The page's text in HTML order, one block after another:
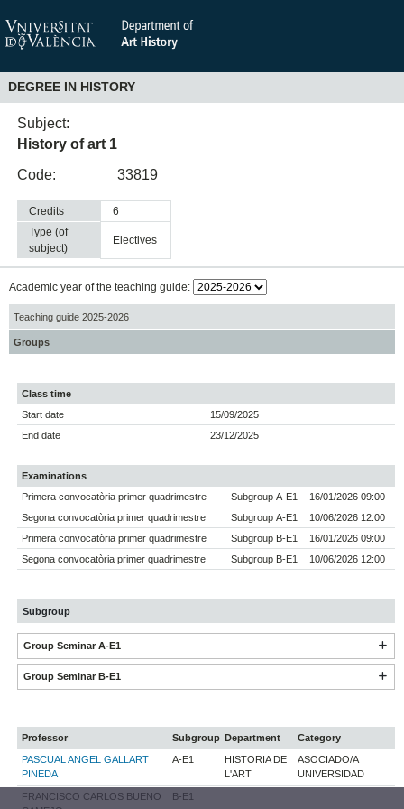
DEGREE IN HISTORY
Subject:
History of art 1
Code:
33819
Credits
6
Type (of
subject)
electives
Academic year of the teaching guide:
Teaching guide 2025-2026
Groups
Class time
Start date
15/09/2025
End date
23/12/2025
Examinations
Primera convocatòria primer quadrimestre
Subgroup A-E1
16/01/2026 09:00
Segona convocatòria primer quadrimestre
Subgroup A-E1
10/06/2026 12:00
Primera convocatòria primer quadrimestre
Subgroup B-E1
16/01/2026 09:00
Segona convocatòria primer quadrimestre
Subgroup B-E1 10/06/2026 12:00
Subgroup
Group Seminar A-E1
Group Seminar B-E1
Professor Subgroup Department
Category
PASCUAL ANGEL GALLART
PINEDA
A-E1
HISTORIA DE
L'ART
ASOCIADO/A
UNIVERSIDAD
FRANCISCO CARLOS BUENO
B-E1